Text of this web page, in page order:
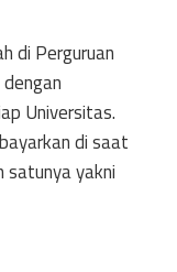
di Perguruan
Universitas.
di saat
satunya yakni